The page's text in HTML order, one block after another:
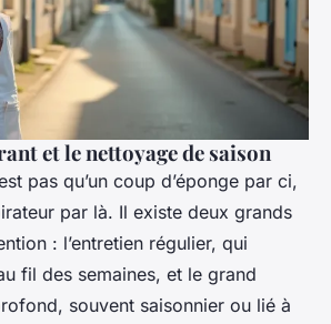
et le nettoyage de saison
pas qu’un coup d’éponge par ci,
par là. Il existe deux grands
: l’entretien régulier, qui
fil des semaines, et le grand
souvent saisonnier ou lié à